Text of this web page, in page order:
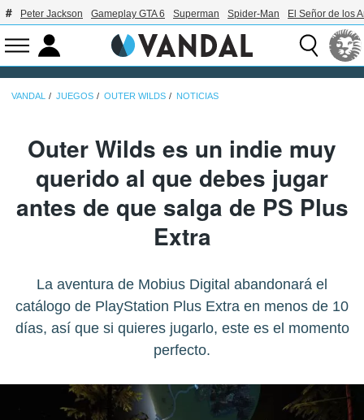
Peter Jackson Gameplay GTA 6 Superman Spider-Man El Señor de los
VANDAL JUEGOS OUTER WILDS NOTICIAS
Outer Wilds es un indie muy
querido al que debes jugar
antes de que salga de PS Plus
Extra
La aventura de Mobius Digital abandonará el
catálogo de PlayStation Plus Extra en menos de 10
días, así que si quieres jugarlo, este es el momento
perfecto.